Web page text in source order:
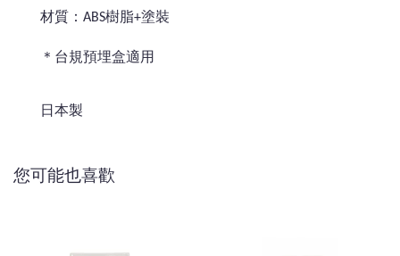
材質：ABS樹脂+塗裝
＊台規預埋盒適用
日本製
您可能也喜歡